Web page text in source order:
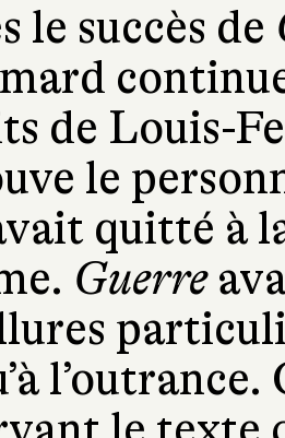
le succès de
de Louis-
le
quitté à
Guerre